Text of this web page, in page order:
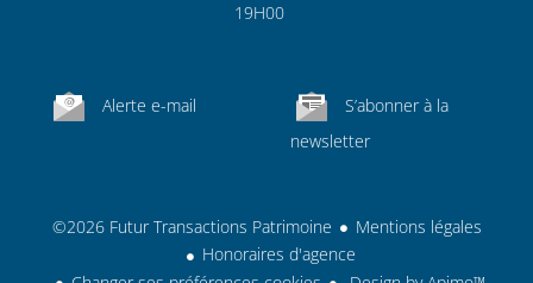
19H00
Alerte e-mail
S’abonner à la
newsletter
©2026 Futur Transactions Patrimoine
Mentions légales
Honoraires d'agence